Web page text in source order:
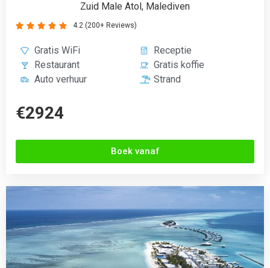
Zuid Male Atol, Malediven
4.2 (200+ Reviews)
    
Gratis WiFi
Receptie
Restaurant
Gratis koffie
Auto verhuur
Strand
€2924
Boek vanaf